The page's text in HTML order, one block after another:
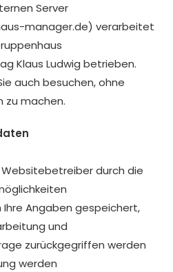
Server
manager.de) verarbeitet
Klaus Ludwig betrieben.
auch besuchen, ohne
zu machen.
durch die
Angaben gespeichert,
und
zurückgegriffen werden
werden